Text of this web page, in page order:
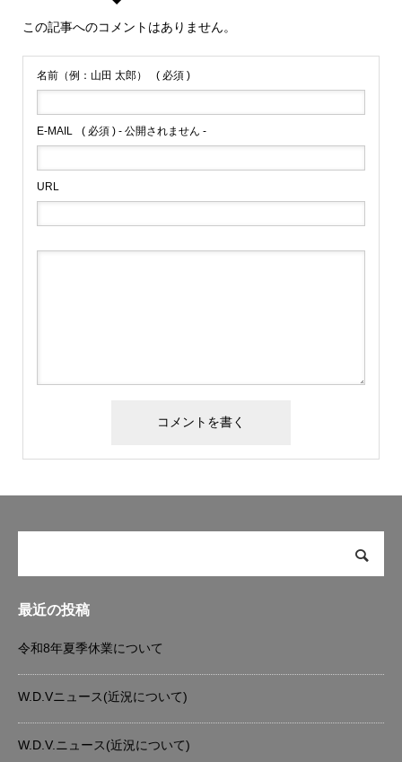
この記事へのコメントはありません。
名前（例：山田 太郎） ( 必須 )
E-MAIL ( 必須 ) - 公開されません -
URL
最近の投稿
令和8年夏季休業について
W.D.Vニュース(近況について)
W.D.V.ニュース(近況について)